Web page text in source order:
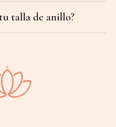
talla de anillo?